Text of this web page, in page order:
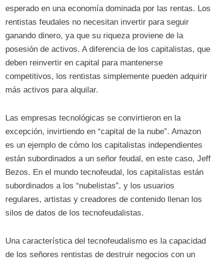
esperado en una economía dominada por las rentas. Los
rentistas feudales no necesitan invertir para seguir
ganando dinero, ya que su riqueza proviene de la
posesión de activos. A diferencia de los capitalistas, que
deben reinvertir en capital para mantenerse
competitivos, los rentistas simplemente pueden adquirir
más activos para alquilar.
Las empresas tecnológicas se convirtieron en la
excepción, invirtiendo en “capital de la nube”. Amazon
es un ejemplo de cómo los capitalistas independientes
están subordinados a un señor feudal, en este caso, Jeff
Bezos. En el mundo tecnofeudal, los capitalistas están
subordinados a los “nubelistas”, y los usuarios
regulares, artistas y creadores de contenido llenan los
silos de datos de los tecnofeudalistas.
Una característica del tecnofeudalismo es la capacidad
de los señores rentistas de destruir negocios con un